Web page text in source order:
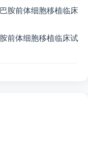
前体细胞移植临床试